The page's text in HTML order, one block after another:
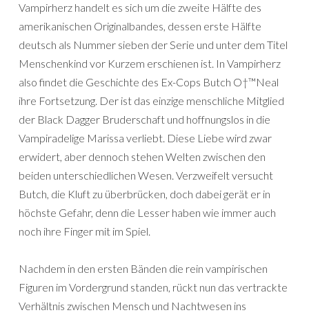
Vampirherz handelt es sich um die zweite Hälfte des
amerikanischen Originalbandes, dessen erste Hälfte
deutsch als Nummer sieben der Serie und unter dem Titel
Menschenkind vor Kurzem erschienen ist. In Vampirherz
also findet die Geschichte des Ex-Cops Butch O†™Neal
ihre Fortsetzung. Der ist das einzige menschliche Mitglied
der Black Dagger Bruderschaft und hoffnungslos in die
Vampiradelige Marissa verliebt. Diese Liebe wird zwar
erwidert, aber dennoch stehen Welten zwischen den
beiden unterschiedlichen Wesen. Verzweifelt versucht
Butch, die Kluft zu überbrücken, doch dabei gerät er in
höchste Gefahr, denn die Lesser haben wie immer auch
noch ihre Finger mit im Spiel.
Nachdem in den ersten Bänden die rein vampirischen
Figuren im Vordergrund standen, rückt nun das vertrackte
Verhältnis zwischen Mensch und Nachtwesen ins